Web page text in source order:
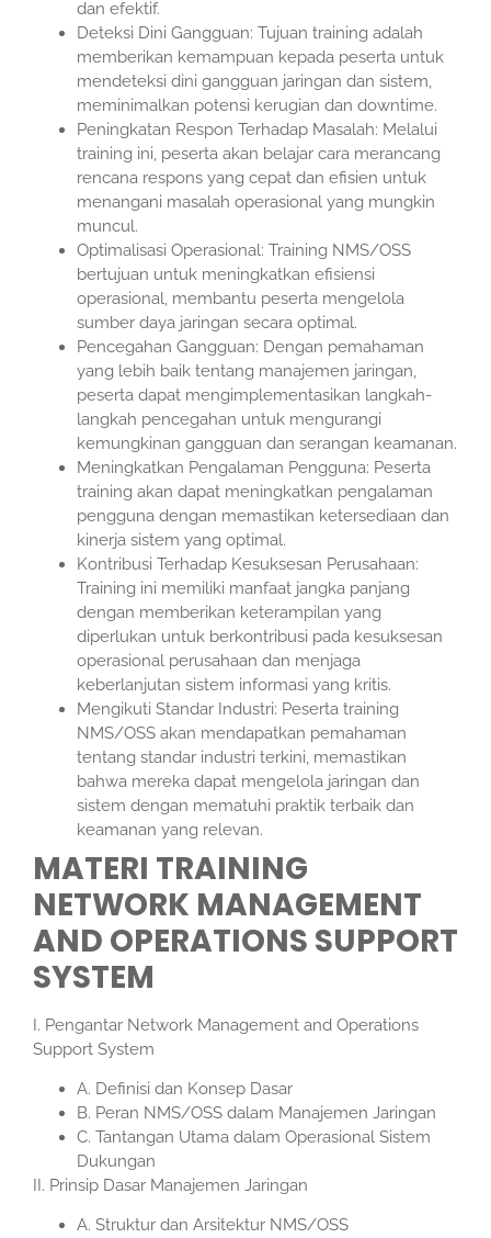
dan efektif.
Deteksi Dini Gangguan: Tujuan training adalah
memberikan kemampuan kepada peserta untuk
mendeteksi dini gangguan jaringan dan sistem,
meminimalkan potensi kerugian dan downtime.
Peningkatan Respon Terhadap Masalah: Melalui
training ini, peserta akan belajar cara merancang
rencana respons yang cepat dan efisien untuk
menangani masalah operasional yang mungkin
muncul.
Optimalisasi Operasional: Training NMS/OSS
bertujuan untuk meningkatkan efisiensi
operasional, membantu peserta mengelola
sumber daya jaringan secara optimal.
Pencegahan Gangguan: Dengan pemahaman
yang lebih baik tentang manajemen jaringan,
peserta dapat mengimplementasikan langkah-
langkah pencegahan untuk mengurangi
kemungkinan gangguan dan serangan keamanan.
Meningkatkan Pengalaman Pengguna: Peserta
training akan dapat meningkatkan pengalaman
pengguna dengan memastikan ketersediaan dan
kinerja sistem yang optimal.
Kontribusi Terhadap Kesuksesan Perusahaan:
Training ini memiliki manfaat jangka panjang
dengan memberikan keterampilan yang
diperlukan untuk berkontribusi pada kesuksesan
operasional perusahaan dan menjaga
keberlanjutan sistem informasi yang kritis.
Mengikuti Standar Industri: Peserta training
NMS/OSS akan mendapatkan pemahaman
tentang standar industri terkini, memastikan
bahwa mereka dapat mengelola jaringan dan
sistem dengan mematuhi praktik terbaik dan
keamanan yang relevan.
MATERI TRAINING
NETWORK MANAGEMENT
AND OPERATIONS SUPPORT
SYSTEM
I. Pengantar Network Management and Operations
Support System
A. Definisi dan Konsep Dasar
B. Peran NMS/OSS dalam Manajemen Jaringan
C. Tantangan Utama dalam Operasional Sistem
Dukungan
II. Prinsip Dasar Manajemen Jaringan
A. Struktur dan Arsitektur NMS/OSS